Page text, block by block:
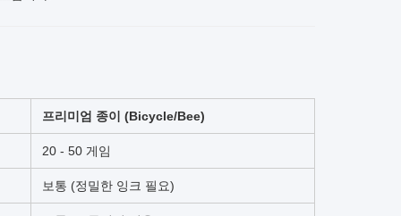
프리미엄 종이 (Bicycle/Bee)
20 - 50 게임
보통 (정밀한 잉크 필요)